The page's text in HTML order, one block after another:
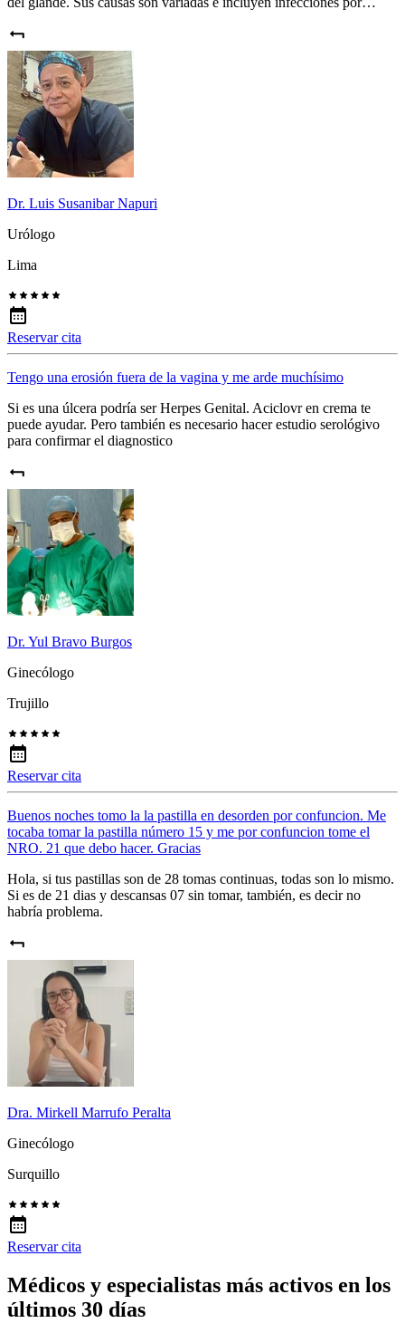
Dr. Luis Susanibar Napuri
Urólogo
Lima
Reservar cita
Tengo una erosión fuera de la vagina y me arde muchísimo
Si es una úlcera podría ser Herpes Genital. Aciclovr en crema te
puede ayudar. Pero también es necesario hacer estudio serológivo
para confirmar el diagnostico
Dr. Yul Bravo Burgos
Ginecólogo
Trujillo
Reservar cita
Buenos noches tomo la la pastilla en desorden por confuncion. Me
tocaba tomar la pastilla número 15 y me por confuncion tome el
NRO. 21 que debo hacer. Gracias
Hola, si tus pastillas son de 28 tomas continuas, todas son lo mismo.
Si es de 21 dias y descansas 07 sin tomar, también, es decir no
habría problema.
Dra. Mirkell Marrufo Peralta
Ginecólogo
Surquillo
Reservar cita
Médicos y especialistas más activos en los
últimos 30 días